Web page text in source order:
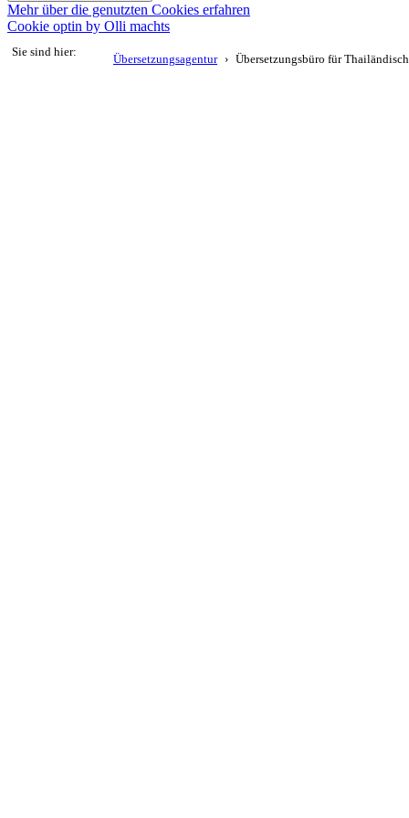
Sie sind hier:
Übersetzungsagentur Übersetzungsbüro für Thailändisch
Mehr über die genutzten Cookies erfahren
Cookie optin by Olli machts